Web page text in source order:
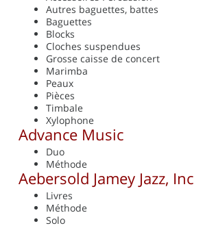
Autres baguettes, battes
Baguettes
Blocks
Cloches suspendues
Grosse caisse de concert
Marimba
Peaux
Pièces
Timbale
Xylophone
Advance Music
Duo
Méthode
Aebersold Jamey Jazz, Inc
Livres
Méthode
Solo